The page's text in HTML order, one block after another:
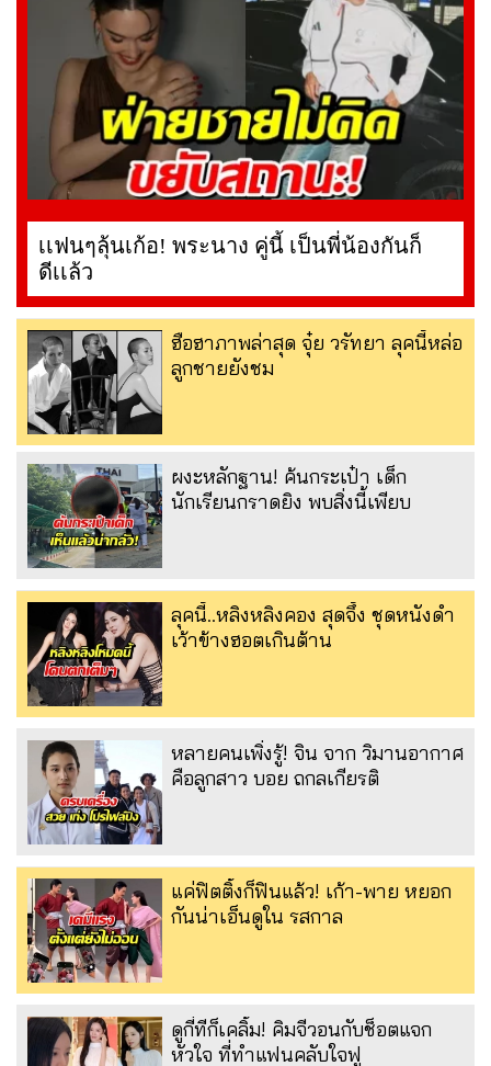
เเฟนๆลุ้นเก้อ! พระนาง คู่นี้ เป็นพี่น้องกันก็
ดีเเล้ว
ฮือฮาภาพล่าสุด จุ๋ย วรัทยา ลุคนี้หล่อ
ลูกชายยังชม
ผงะหลักฐาน! ค้นกระเป๋า เด็ก
นักเรียนกราดยิง พบสิ่งนี้เพียบ
ลุคนี้..หลิงหลิงคอง สุดจึ้ง ชุดหนังดำ
เว้าข้างฮอตเกินต้าน
หลายคนเพิ่งรู้! จิน จาก วิมานอากาศ
คือลูกสาว บอย ถกลเกียรติ
แค่ฟิตติ้งก็ฟินแล้ว! เก้า-พาย หยอก
กันน่าเอ็นดูใน รสกาล
ดูกี่ทีก็เคลิ้ม! คิมจีวอนกับช็อตแจก
หัวใจ ที่ทำแฟนคลับใจฟู